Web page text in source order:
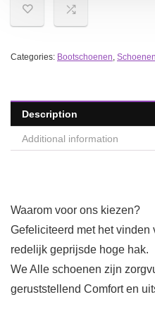
Categories: Bootschoenen, Schoenen
Description
Additional information
Waarom voor ons kiezen?
Gefeliciteerd met het
redelijk geprijsde hoge hak.
We Alle schoenen zijn
geruststellend Comfort en